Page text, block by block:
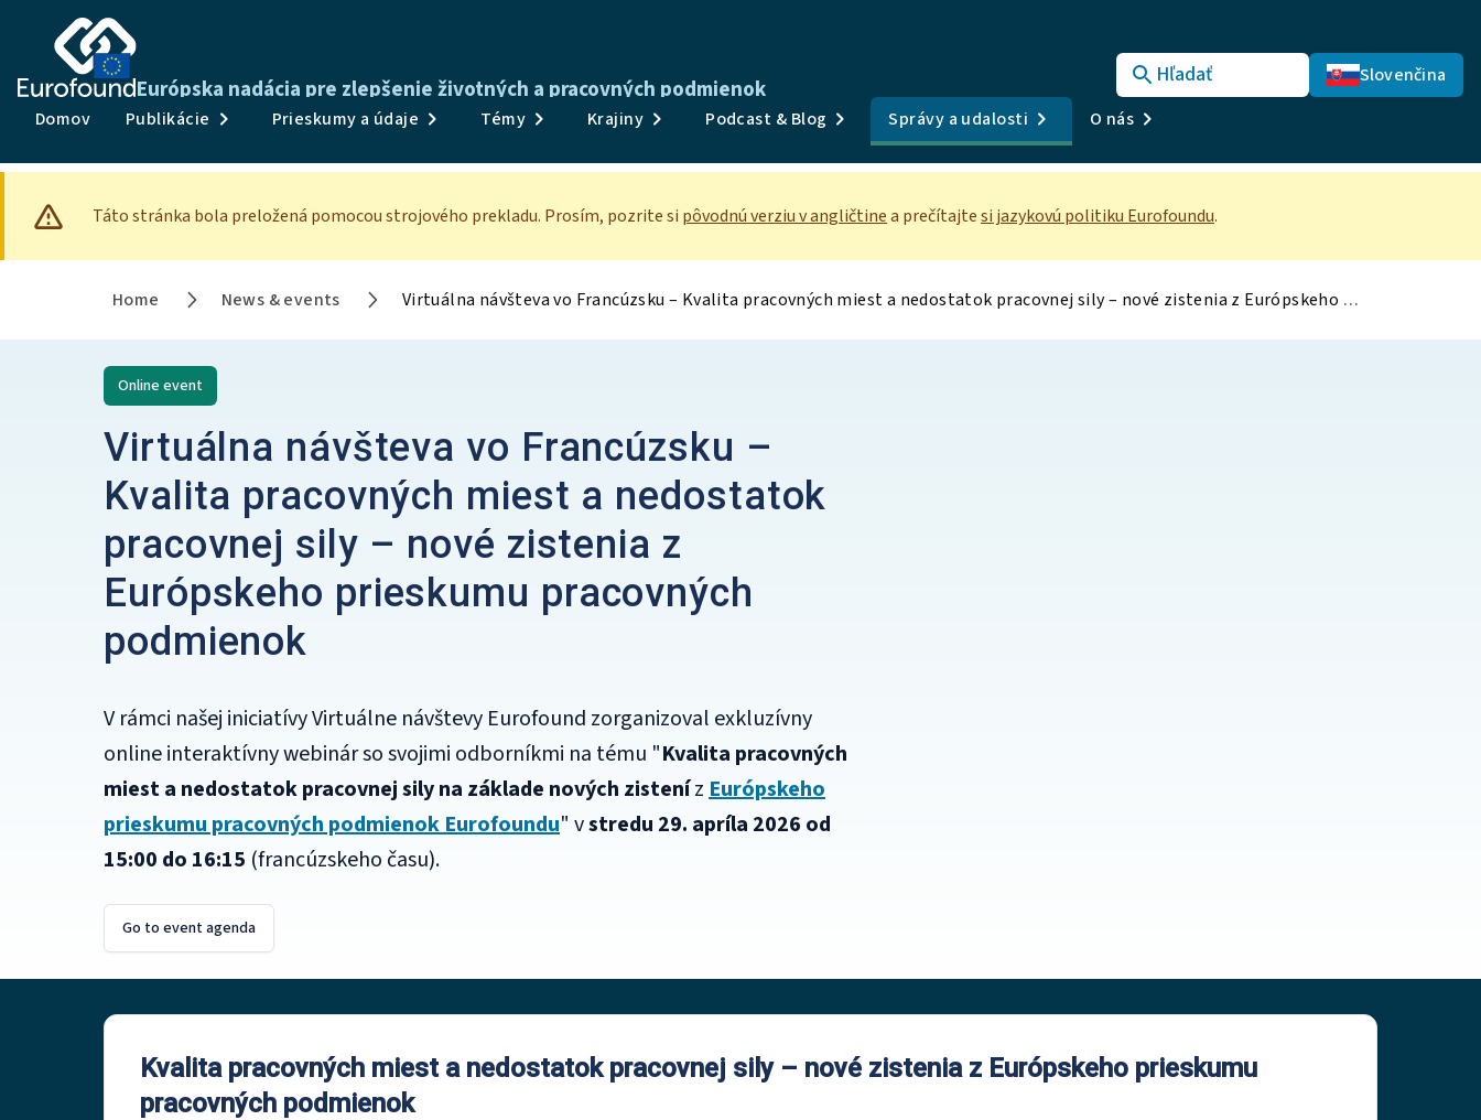
Európska nadácia pre zlepšenie životných a pracovných podmienok Hľadať
Slovenčina
Domov
Publikácie Prieskumy a údaje Témy Krajiny Podcast & Blog Správy a udalosti O nás
Publikácie
Prieskumy a údaje
Témy
Krajiny
Podcast & Blog
Táto stránka bola preložená pomocou strojového prekladu. Prosím, pozritesi pôvodnú verziu v angličtinea prečítajtesi jazykovú politiku Eurofoundu.
Home News & events Virtuálna návšteva vo Francúzsku – Kvalita pracovných miest a nedostatok pracovnej sily – nové zistenia z Európskeho prieskumu pracovných podmienok
Online event
Virtuálna návšteva vo Francúzsku –
Kvalita pracovných miest a nedostatok
pracovnej sily – nové zistenia z
Európskeho prieskumu pracovných
podmienok
V rámci našej iniciatívy Virtuálne návštevy Eurofound zorganizoval exkluzívny
online interaktívny webinár so svojimi odborníkmi na tému "Kvalita pracovných
miest a nedostatok pracovnej sily na základe nových zistenízEurópskeho
prieskumu pracovných podmienok Eurofoundu" vstredu 29. apríla 2026 od
15:00 do 16:15 (francúzskeho času).
Go to event agenda
Kvalita pracovných miest a nedostatok pracovnej sily – nové zistenia z Európskeho prieskumu
pracovných podmienok